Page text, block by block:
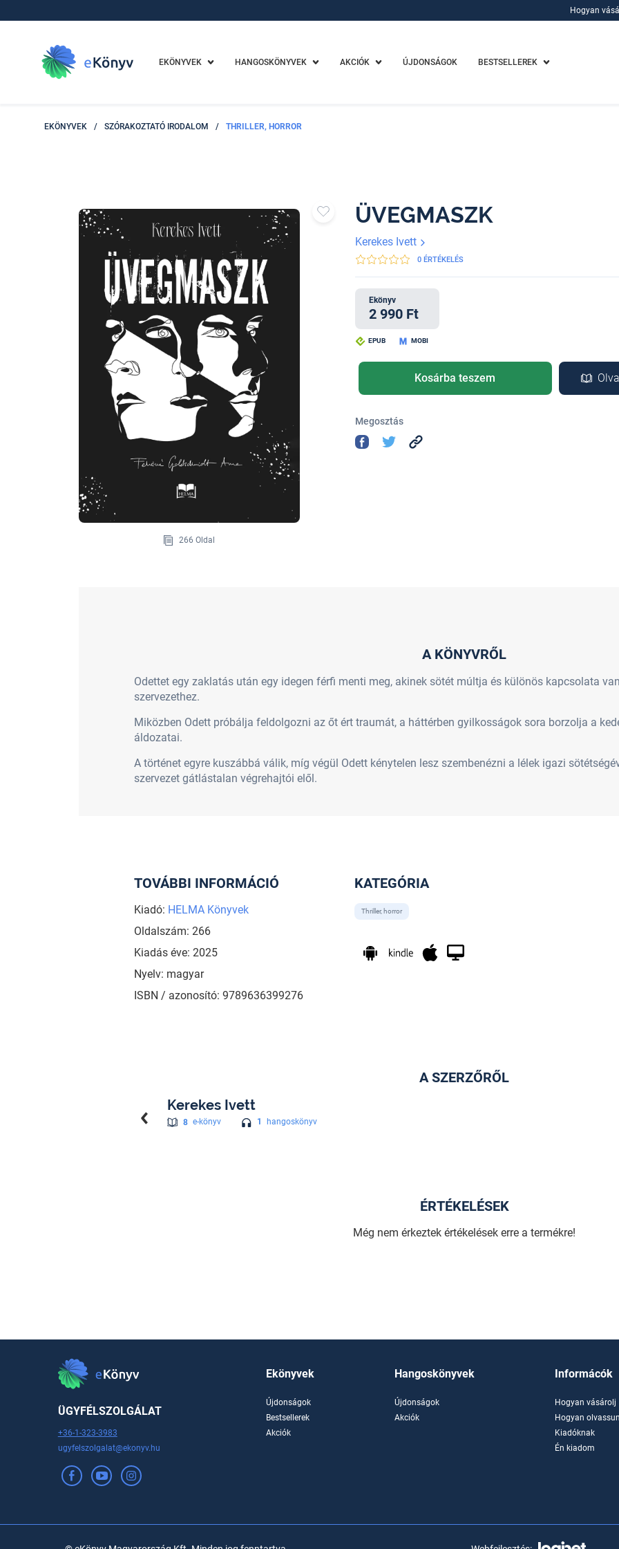
Hogyan
EKÖNYVEK HANGOSKÖNYVEK AKCIÓK ÚJDONSÁGOK BESTSELLEREK
EKÖNYVEK / SZÓRAKOZTATÓ IRODALOM / THRILLER, HORROR
266 Oldal
ÜVEGMASZK
Kerekes Ivett
0 ÉRTÉKELÉS
Ekönyv
2 990 Ft
EPUB MOBI
Kosárba teszem
Megosztás
A KÖNYVRŐL
Odettet egy zaklatás után egy idegen férfi menti meg, akinek sötét múltja és különös kapcsolata
szervezethez.
Miközben Odett próbálja feldolgozni az őt ért traumát, a háttérben gyilkosságok sora borzolja a
áldozatai.
A történet egyre kuszábbá válik, míg végül Odett kénytelen lesz szembenézni a lélek igazi
szervezet gátlástalan végrehajtói elől.
TOVÁBBI INFORMÁCIÓ
Kiadó: HELMA Könyvek
Oldalszám: 266
Kiadás éve: 2025
Nyelv: magyar
ISBN / azonosító: 9789636399276
KATEGÓRIA
Thriller, horror
A SZERZŐRŐL
Kerekes Ivett
8 e-könyv 1 hangoskönyv
ÉRTÉKELÉSEK
Még nem érkeztek értékelések erre a termékre!
ÜGYFÉLSZOLGÁLAT
+36-1-323-3983
ugyfelszolgalat@ekonyv.hu
Ekönyvek
Újdonságok
Bestsellerek
Akciók
Hangoskönyvek
Újdonságok
Akciók
Informácók
Hogyan vásárolj
Hogyan
Kiadóknak
Én kiadom